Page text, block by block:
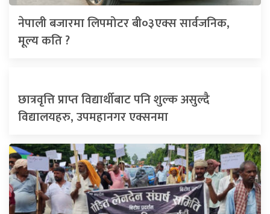
नेपाली बजारमा लिपमोटर बी०३एक्स सार्वजनिक,
मूल्य कति ?
छात्रवृत्ति प्राप्त विद्यार्थीबाट पनि शुल्क असुल्दै
विद्यालयहरु, उपमहानगर एक्सनमा